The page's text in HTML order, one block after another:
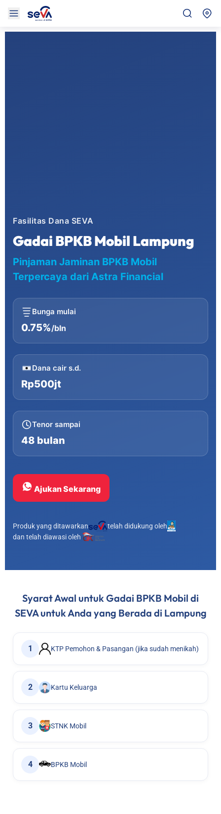
Fasilitas Dana SEVA
Gadai BPKB Mobil Lampung
Pinjaman Jaminan BPKB Mobil
Terpercaya dari Astra Financial
Bunga mulai
0.75%/bln
Dana cair s.d.
Rp500jt
Tenor sampai
48 bulan
Ajukan Sekarang
Produk yang ditawarkan
telah didukung oleh
dan telah diawasi oleh
Syarat Awal untuk Gadai BPKB Mobil di
SEVA untuk Anda yang Berada di Lampung
1 KTP Pemohon & Pasangan (jika sudah menikah)
2 Kartu Keluarga
3 STNK Mobil
4 BPKB Mobil